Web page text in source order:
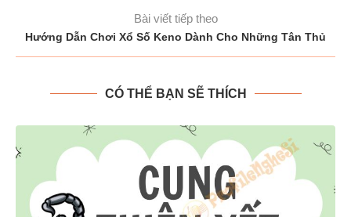
Bài viết tiếp theo
Hướng Dẫn Chơi Xổ Số Keno Dành Cho Những Tân Thủ
CÓ THỂ BẠN SẼ THÍCH